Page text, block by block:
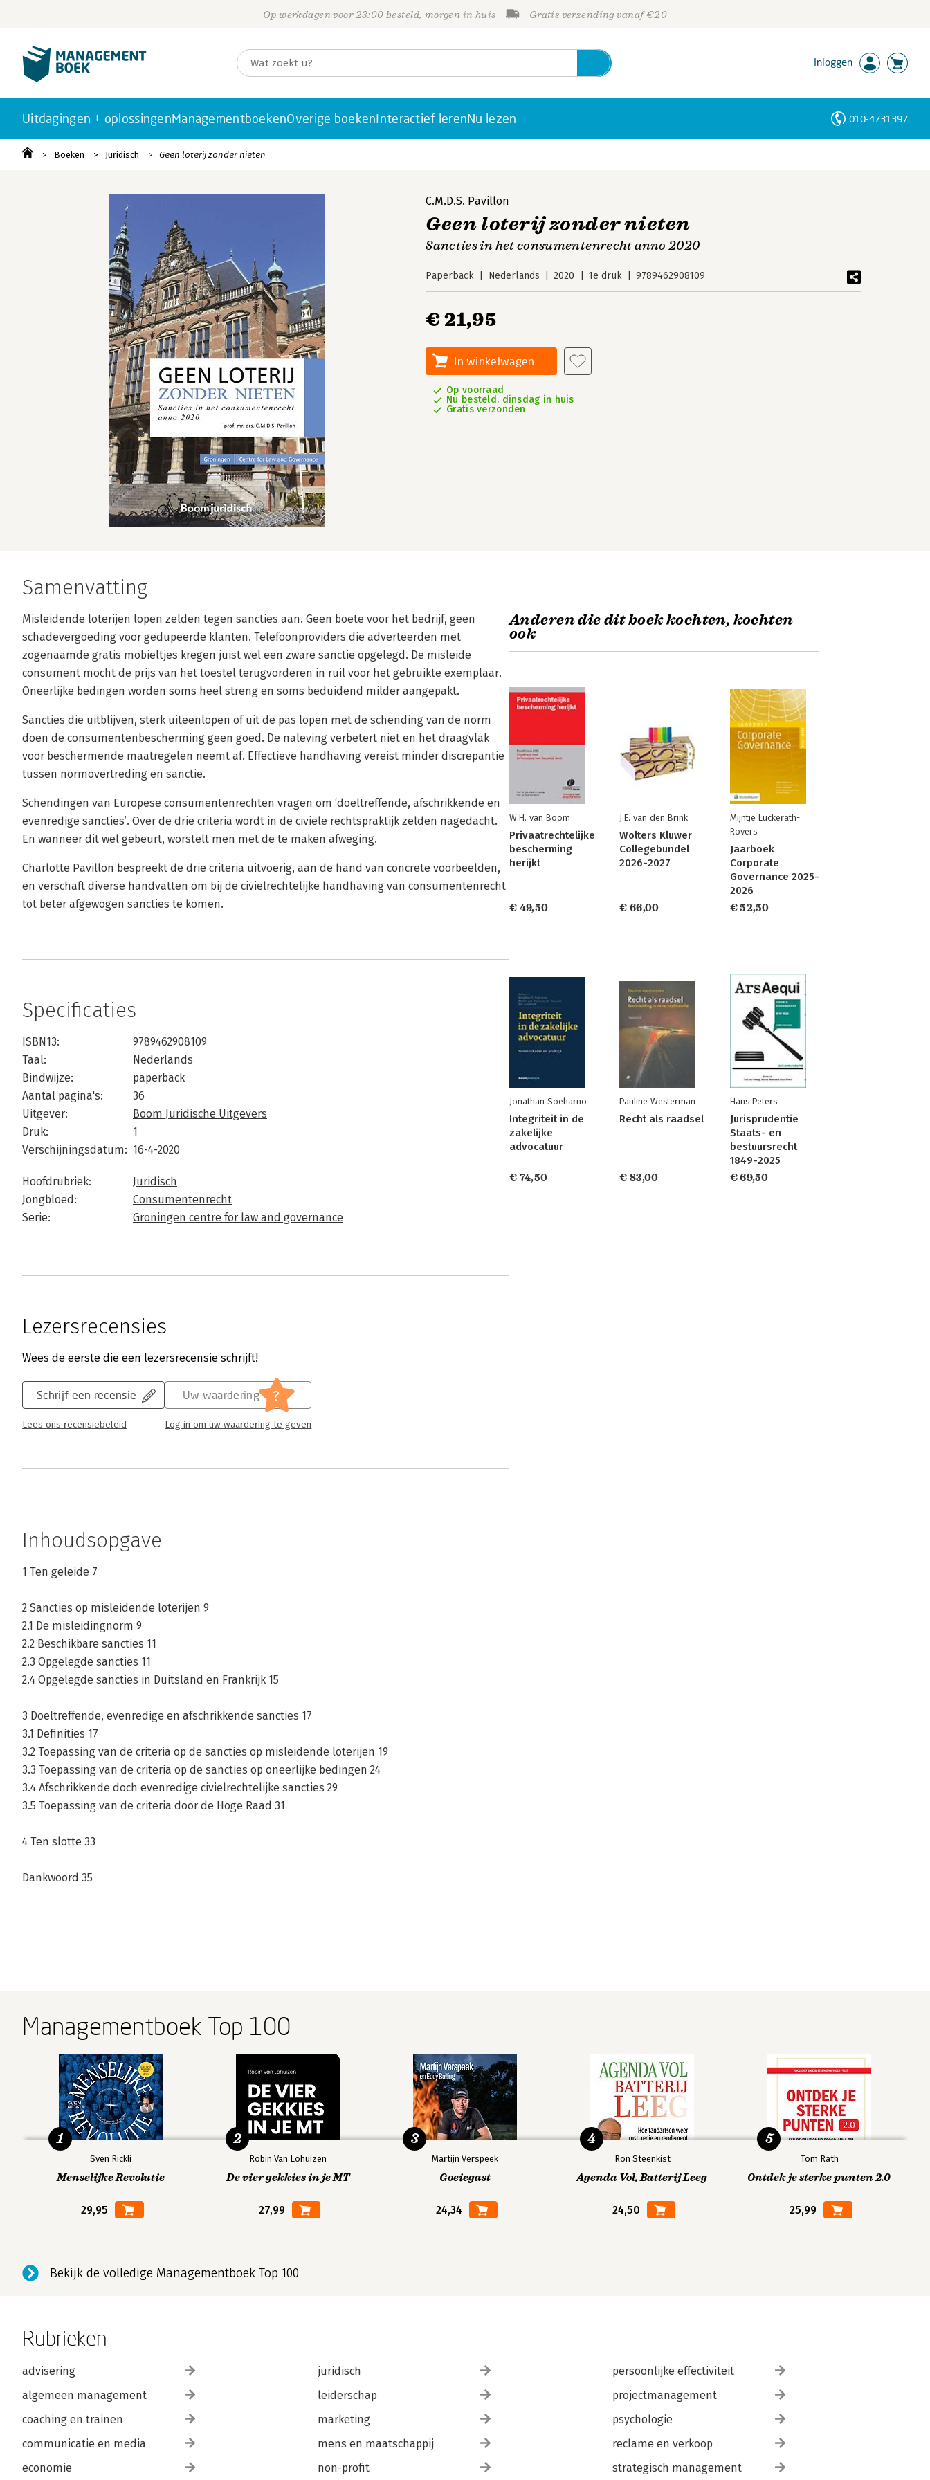
Op werkdagen voor 23:00 besteld, morgen in huis Gratis verzending vanaf €20
Inloggen
Uitdagingen + oplossingenManagementboekenOverige boekenInteractief lerenNu lezen 010-4731397
Boeken Juridisch Geen loterij zonder nieten
C.M.D.S. Pavillon
Geen loterij zonder nieten
Sancties in het consumentenrecht anno 2020
Paperback Nederlands 2020 1e druk 9789462908109
€ 21,95
In winkelwagen
Op voorraad
Nu besteld, dinsdag in huis
Gratis verzonden
Samenvatting
Misleidende loterijen lopen zelden tegen sancties aan. Geen boete voor het bedrijf, geen
schadevergoeding voor gedupeerde klanten. Telefoonproviders die adverteerden met
zogenaamde gratis mobieltjes kregen juist wel een zware sanctie opgelegd. De misleide
consument mocht de prijs van het toestel terugvorderen in ruil voor het gebruikte exemplaar.
Oneerlijke bedingen worden soms heel streng en soms beduidend milder aangepakt.
Sancties die uitblijven, sterk uiteenlopen of uit de pas lopen met de schending van de norm
doen de consumentenbescherming geen goed. De naleving verbetert niet en het draagvlak
voor beschermende maatregelen neemt af. Effectieve handhaving vereist minder discrepantie
tussen normovertreding en sanctie.
Schendingen van Europese consumentenrechten vragen om ‘doeltreffende, afschrikkende en
evenredige sancties’. Over de drie criteria wordt in de civiele rechtspraktijk zelden nagedacht.
En wanneer dit wel gebeurt, worstelt men met de te maken afweging.
Charlotte Pavillon bespreekt de drie criteria uitvoerig, aan de hand van concrete voorbeelden,
en verschaft diverse handvatten om bij de civielrechtelijke handhaving van consumentenrecht
tot beter afgewogen sancties te komen.
Specificaties
ISBN13:
9789462908109
Taal:
Nederlands
Bindwijze:
paperback
Aantal pagina's:
36
Uitgever:
Boom Juridische Uitgevers
Druk:
1
Verschijningsdatum: 16-4-2020
Hoofdrubriek:
Juridisch
Jongbloed:
Consumentenrecht
Serie:
Groningen centre for law and governance
Lezersrecensies
Wees de eerste die een lezersrecensie schrijft!
Schrijf een recensie
Lees ons recensiebeleid
Uw waardering ?
Log in om uw waardering te geven
Inhoudsopgave
1 Ten geleide 7
2 Sancties op misleidende loterijen 9
2.1 De misleidingnorm 9
2.2 Beschikbare sancties 11
2.3 Opgelegde sancties 11
2.4 Opgelegde sancties in Duitsland en Frankrijk 15
3 Doeltreffende, evenredige en afschrikkende sancties 17
3.1 Definities 17
3.2 Toepassing van de criteria op de sancties op misleidende loterijen 19
3.3 Toepassing van de criteria op de sancties op oneerlijke bedingen 24
3.4 Afschrikkende doch evenredige civielrechtelijke sancties 29
3.5 Toepassing van de criteria door de Hoge Raad 31
4 Ten slotte 33
Dankwoord 35
Anderen die dit boek kochten, kochten
ook
W.H. van Boom
Privaatrechtelijke
bescherming
herijkt
€ 49,50
J.E. van den Brink
Wolters Kluwer
Collegebundel
2026-2027
€ 66,00
Mijntje Lückerath-
Rovers
Jaarboek
Corporate
Governance 2025-
2026
€ 52,50
Jonathan Soeharno
Integriteit in de
zakelijke
advocatuur
€ 74,50
Pauline Westerman
Recht als raadsel
€ 83,00
Hans Peters
Jurisprudentie
Staats- en
bestuursrecht
1849-2025
€ 69,50
Managementboek Top 100
Sven Rickli
Menselijke Revolutie
29,95
1
Robin Van Lohuizen
De vier gekkies in je MT
27,99
2
Martijn Verspeek
Goeiegast
24,34
3
Ron Steenkist
Agenda Vol, Batterij Leeg
24,50
4
Tom Rath
Ontdek je sterke punten 2.0
25,99
5
Bekijk de volledige Managementboek Top 100
Rubrieken
advisering
algemeen management
coaching en trainen
communicatie en media
economie
juridisch
leiderschap
marketing
mens en maatschappij
non-profit
persoonlijke effectiviteit
projectmanagement
psychologie
reclame en verkoop
strategisch management
Personen